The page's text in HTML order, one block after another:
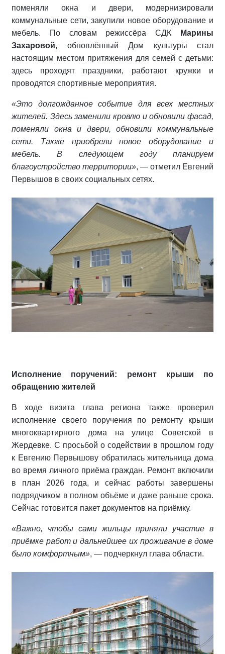
поменяли окна и двери, модернизировали
коммунальные сети, закупили новое оборудование и
мебель. По словам режиссёра СДК
Марины
Захаровой, обновлённый Дом культуры стал
настоящим местом притяжения для семей с детьми:
здесь проходят праздники, работают кружки и
проводятся спортивные мероприятия.
«Это долгожданное событие для всех местных
жителей. Здесь заменили кровлю и обновили фасад,
поменяли окна и двери, обновили коммунальные
сети. Также приобрели новое оборудование и
мебель. В следующем году планируем
благоустройство территории», — отметил Евгений
Первышов в своих социальных сетях.
Исполнение поручений: ремонт крыши по
обращению жителей
В ходе визита глава региона также проверил
исполнение своего поручения по ремонту крыши
многоквартирного дома на улице Советской в
Жердевке. С просьбой о содействии в прошлом году
к Евгению Первышову обратилась жительница дома
во время личного приёма граждан. Ремонт включили
в план 2026 года, и сейчас работы завершены
подрядчиком в полном объёме и даже раньше срока.
Сейчас готовится пакет документов на приёмку.
«Важно, чтобы сами жильцы приняли участие в
приёмке работ и дальнейшее их проживание в доме
было комфортным», — подчеркнул глава области.